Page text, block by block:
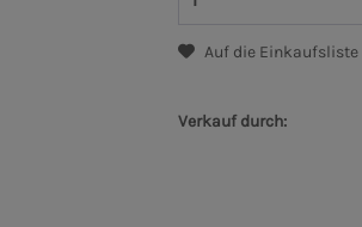
Auf die Einkaufsliste
Verkauf durch: